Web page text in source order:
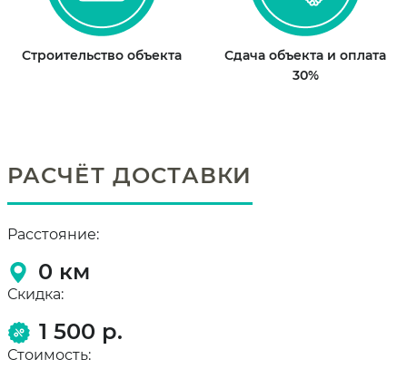
Строительство объекта
Сдача объекта и оплата
30%
РАСЧЁТ ДОСТАВКИ
Расстояние:
0 км
Скидка:
1 500 р.
Стоимость: